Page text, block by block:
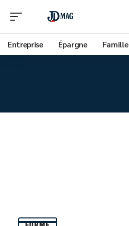
Entreprise Épargne Famille